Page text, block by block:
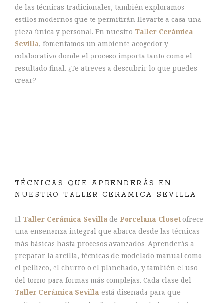
de las técnicas tradicionales, también exploramos
estilos modernos que te permitirán llevarte a casa una
pieza única y personal. En nuestro Taller Cerámica
Sevilla, fomentamos un ambiente acogedor y
colaborativo donde el proceso importa tanto como el
resultado final. ¿Te atreves a descubrir lo que puedes
crear?
TÉCNICAS QUE APRENDERÁS EN
NUESTRO TALLER CERÁMICA SEVILLA
El Taller Cerámica Sevilla de Porcelana Closet ofrece
una enseñanza integral que abarca desde las técnicas
más básicas hasta procesos avanzados. Aprenderás a
preparar la arcilla, técnicas de modelado manual como
el pellizco, el churro o el planchado, y también el uso
del torno para formas más complejas. Cada clase del
Taller Cerámica Sevilla está diseñada para que